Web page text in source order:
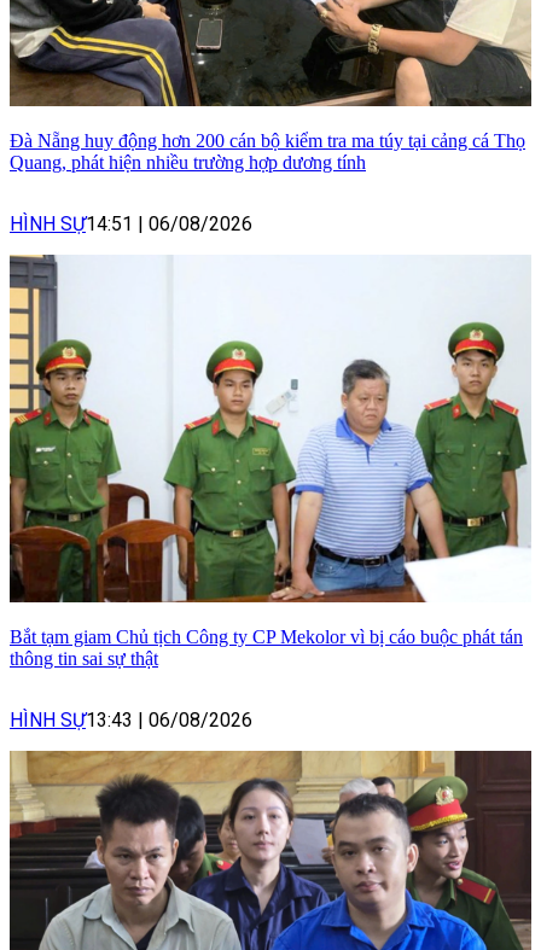
Đà Nẵng huy động hơn 200 cán bộ kiểm tra ma túy tại cảng cá Thọ
Quang, phát hiện nhiều trường hợp dương tính
HÌNH SỰ14:51 06/08/2026
Bắt tạm giam Chủ tịch Công ty CP Mekolor vì bị cáo buộc phát tán
thông tin sai sự thật
HÌNH SỰ13:43 06/08/2026